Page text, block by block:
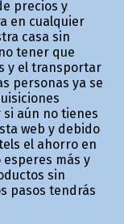
precios y
en cualquier
casa sin
tener que
y el transportar
personas ya se
aún no tienes
web y debido
el ahorro en
más y
sin
pasos tendrás